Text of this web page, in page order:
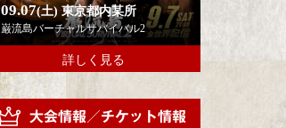
09.07(土)東京都内某所
巌流島バーチャルサバイバル2
詳しく見る